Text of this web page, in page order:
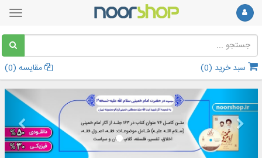
سبد خرید (0
) مقایسه (0
)
قبلی بعدی